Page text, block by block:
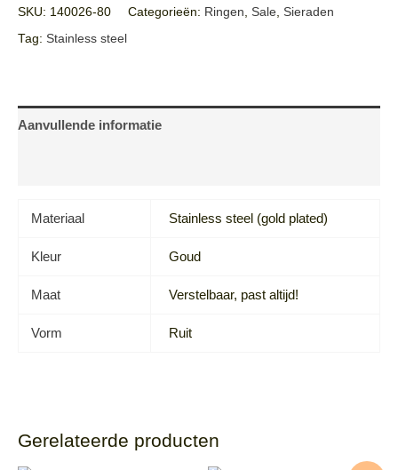
SKU: 140026-80 Categorieën: Ringen Sale Sieraden
Tag: Stainless steel
Aanvullende informatie
Materiaal Stainless steel (gold plated)
Kleur Goud
Maat Verstelbaar, past altijd!
Vorm Ruit
Gerelateerde producten